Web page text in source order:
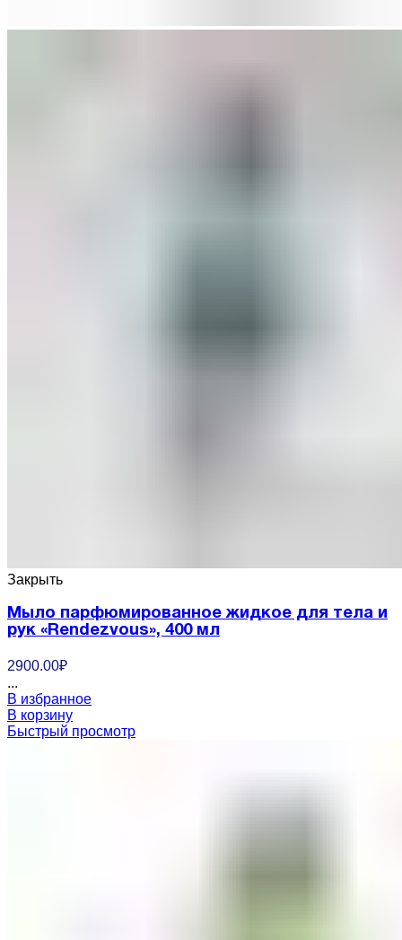
Закрыть
Мыло парфюмированное жидкое для тела и
рук «Rendezvous», 400 мл
2900.00₽
...
В избранное
В корзину
Быстрый просмотр